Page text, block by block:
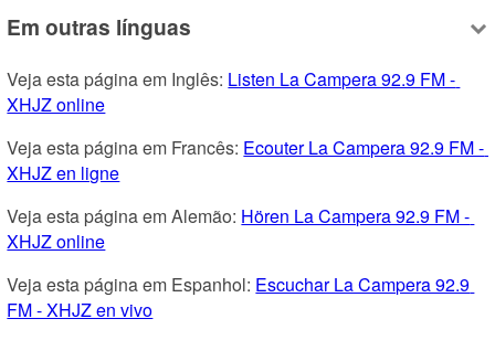
Em outras línguas
Veja esta página em Inglês: Listen La Campera 92.9 FM -
XHJZ online
Veja esta página em Francês: Ecouter La Campera 92.9 FM -
XHJZ en ligne
Veja esta página em Alemão: Hören La Campera 92.9 FM -
XHJZ online
Veja esta página em Espanhol: Escuchar La Campera 92.9
FM - XHJZ en vivo